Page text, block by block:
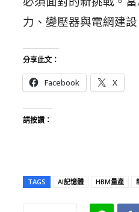
力、變壓器與電網建
分享此文：
Facebook X
請按讚：
TAGS AI記憶體 HBM量產